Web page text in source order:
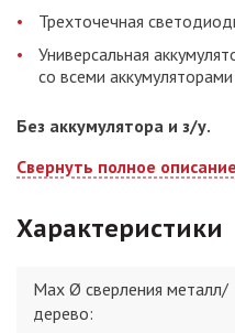
Трехточечная
Универсальная
со всеми
Без аккумулятора и з/у.
Свернуть полное
Характеристики
Max Ø сверления металл/
дерево: